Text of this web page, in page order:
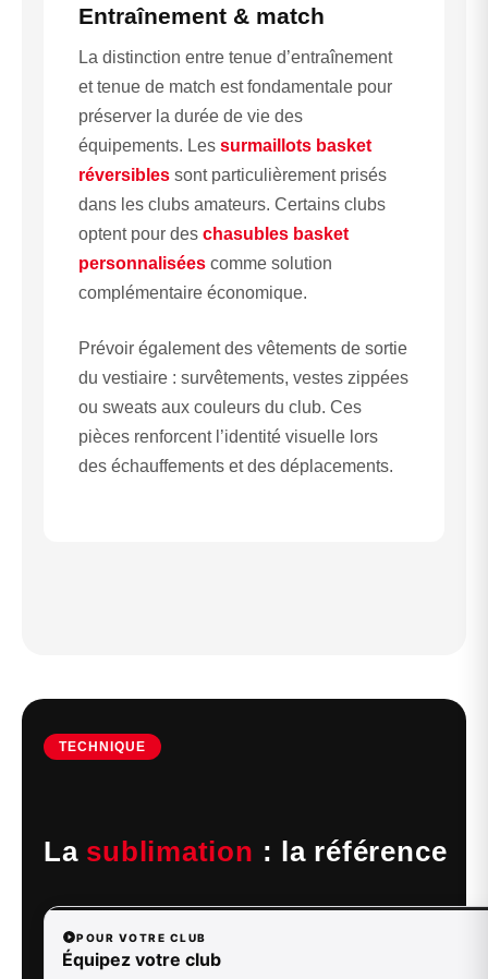
Entraînement & match
La distinction entre tenue d’entraînement
et tenue de match est fondamentale pour
préserver la durée de vie des
équipements. Les surmaillots basket
réversibles sont particulièrement prisés
dans les clubs amateurs. Certains clubs
optent pour des chasubles basket
personnalisées comme solution
complémentaire économique.
Prévoir également des vêtements de sortie
du vestiaire : survêtements, vestes zippées
ou sweats aux couleurs du club. Ces
pièces renforcent l’identité visuelle lors
des échauffements et des déplacements.
TECHNIQUE
La sublimation : la référence
POUR VOTRE CLUB
Équipez votre club